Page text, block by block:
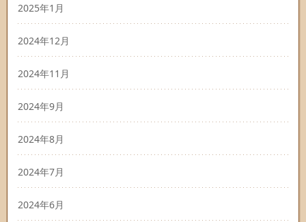
2025年1月
2024年12月
2024年11月
2024年9月
2024年8月
2024年7月
2024年6月